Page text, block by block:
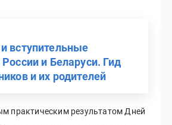
вступительные
и Беларуси. Гид
и их родителей
практическим результатом Дней